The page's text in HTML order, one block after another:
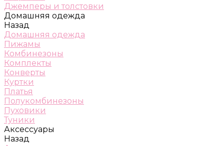
Джемперы и толстовки
Домашняя одежда
Назад
Домашняя одежда
Пижамы
Комбинезоны
Комплекты
Конверты
Куртки
Платья
Полукомбинезоны
Пуховики
Туники
Аксессуары
Назад